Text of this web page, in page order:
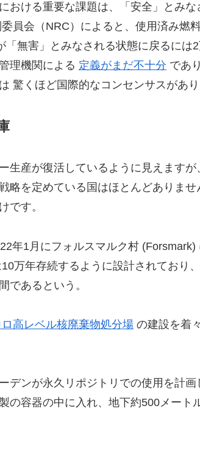
おける重要な課題は、「安全」とみ
員会（NRC）によると、使用済み燃
「無害」とみなされる状態に戻るに
理機関による 定義がまだ不十分 であ
驚くほど国際的なコンセンサスがあり
生産が復活しているように見えます
略を定めている国はほとんどありま
です。
年1月にフォルスマルク村 (Forsmark)
万年存続するように設計されており
であるという。
高レベル核廃棄物処分場 の建設を着
デンが永久リポジトリでの使用を計画
の容器の中に入れ、地下約500メー